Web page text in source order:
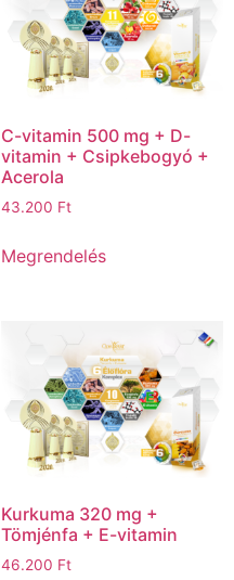
C-vitamin 500 mg + D-
vitamin + Csipkebogyó +
Acerola
43.200 Ft
Megrendelés
Kurkuma 320 mg +
Tömjénfa + E-vitamin
46.200 Ft